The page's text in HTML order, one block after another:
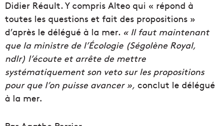
Didier Réault. Y compris Alteo qui « répond à
toutes les questions et fait des propositions »
d’après le délégué à la mer. « Il faut maintenant
que la ministre de l’Écologie (Ségolène Royal,
ndlr) l’écoute et arrête de mettre
systématiquement son veto sur les propositions
pour que l’on puisse avancer », conclut le délégué
à la mer.